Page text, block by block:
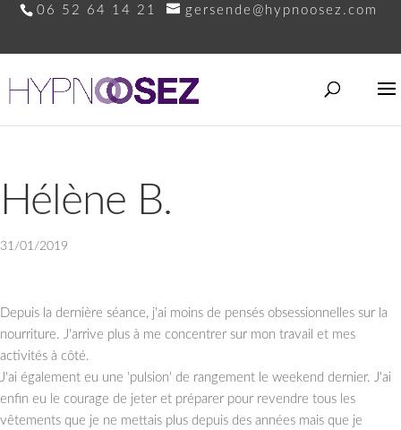
06 52 64 14 21 gersende@hypnoosez.com
Hélène B.
31/01/2019
Depuis la dernière séance, j'ai moins de pensés obsessionnelles sur la
nourriture. J'arrive plus à me concentrer sur mon travail et mes
activités à côté.
J'ai également eu une 'pulsion' de rangement le weekend​ dernier. J'ai
enfin eu le courage de jeter et préparer pour revendre tous les
vêtements que je ne mettais plus depuis des années mais que je